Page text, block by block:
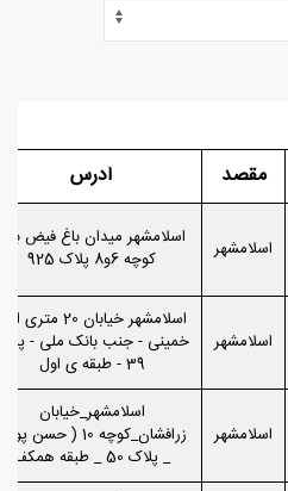
مقصد آدرس
اسلامشهر
اسلامشهر میدان باغ فیض
کوچه 6و8 پلاک 925
اسلامشهر
اسلامشهر خیابان 20 متری
خمینی - جنب بانک ملی -
39 - طبقه ی اول
اسلامشهر
اسلامشهر_خیابان
زرافشان_کوچه 10 ( حسن
_ پلاک 50 _ طبقه همکف